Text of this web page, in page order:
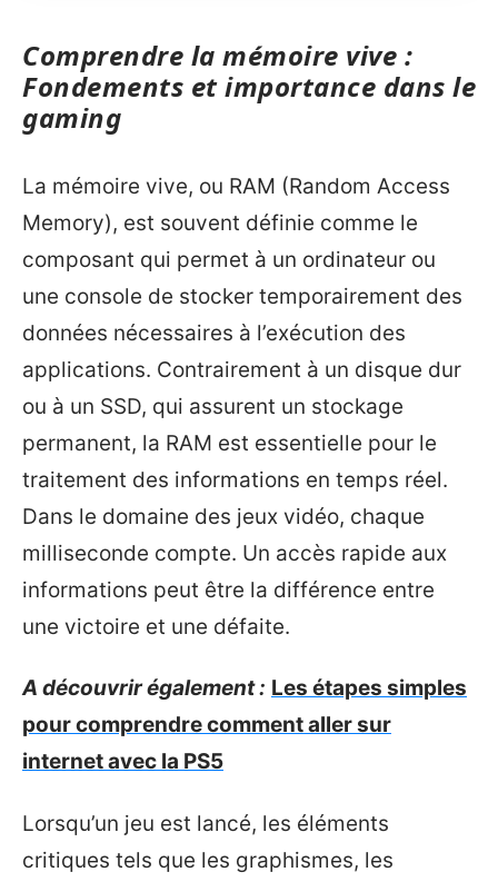
Comprendre la mémoire vive :
Fondements et importance dans le
gaming
La mémoire vive, ou RAM (Random Access
Memory), est souvent définie comme le
composant qui permet à un ordinateur ou
une console de stocker temporairement des
données nécessaires à l’exécution des
applications. Contrairement à un disque dur
ou à un SSD, qui assurent un stockage
permanent, la RAM est essentielle pour le
traitement des informations en temps réel.
Dans le domaine des jeux vidéo, chaque
milliseconde compte. Un accès rapide aux
informations peut être la différence entre
une victoire et une défaite.
A découvrir également : Les étapes simples
pour comprendre comment aller sur
internet avec la PS5
Lorsqu’un jeu est lancé, les éléments
critiques tels que les graphismes, les